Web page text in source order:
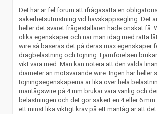
Det här är fel forum att ifrågasätta en
säkerhetsutrustning vid havskappsegling. Det
heller det svaret frågeställaren hade önskat få.
olika egenskaper och när man idag med rätta
wire så baseras det på deras max egenskaper
dragbelastning och töjning. I jämförelsen
vikt vara med. Man kan notera att den valda
diameter än motsvarande wire. Ingen har heller
töjningsegenskaperna är lika över hela
mantågswire på 4 mm brukar vara vanlig och
belastningen och det gör säkert en 4 eller 6
ett minst lika viktigt krav på ett mantåg är att